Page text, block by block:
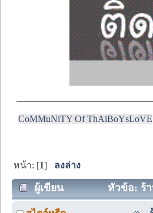
CoMMuNiTY Of ThAiBoYsLoVE
หน้า: [1] ลงล่าง
ผู้เขียน หัวข้อ: ร้า